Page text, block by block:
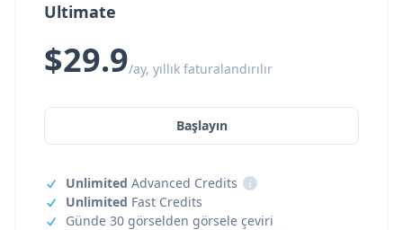
Ultimate
$29.9/ay, yıllık faturalandırılır
Başlayın
Unlimited Advanced Credits
i
Unlimited Fast Credits
Günde 30 görselden görsele çeviri